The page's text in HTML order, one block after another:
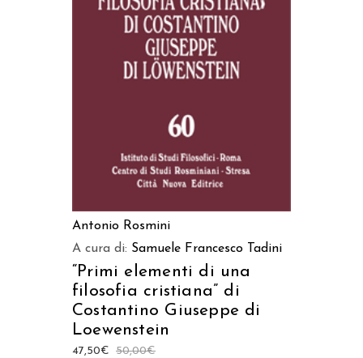
AGGIUNGI AL CARRELLO
Antonio Rosmini
A cura di: Samuele Francesco Tadini
“Primi elementi di una
filosofia cristiana” di
Costantino Giuseppe di
Loewenstein
50,00€
47,50€